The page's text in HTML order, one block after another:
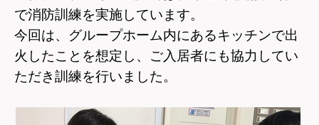
で消防訓練を実施しています。
今回は、グループホーム内にあるキッチンで出
火したことを想定し、ご入居者にも協力してい
ただき訓練を行いました。